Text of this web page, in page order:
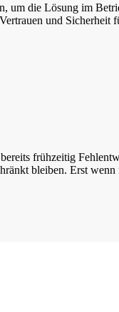
die Lösung im
und
frühzeitig
bleiben. Erst